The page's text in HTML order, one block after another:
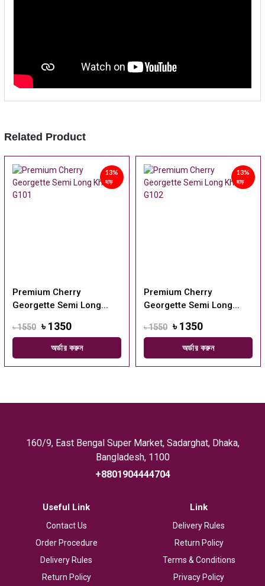
Related Product
13%
ছাড়
13%
ছাড়
Premium Cherry
Georgette Semi Long...
৳ 1550
Premium Cherry
Georgette Semi
৳ 1550
160/9, East Bengal Super Market, Sadarghat, Dhaka,
Bangladesh, 1100
+8801904444704
Useful Link
Contact Us
Order Procedure
Delivery Rules
Return Policy
Link
Delivery Rules
Return Policy
Terms & Conditions
Privacy Policy